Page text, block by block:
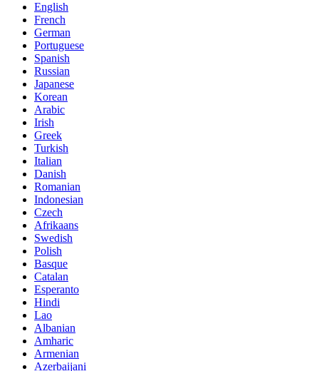
English
French
German
Portuguese
Spanish
Russian
Japanese
Korean
Arabic
Irish
Greek
Turkish
Italian
Danish
Romanian
Indonesian
Czech
Afrikaans
Swedish
Polish
Basque
Catalan
Esperanto
Hindi
Lao
Albanian
Amharic
Armenian
Azerbaijani